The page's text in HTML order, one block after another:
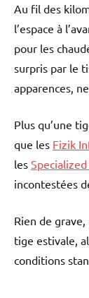
Au fil des
l’espace à
pour les
surpris par le
apparences,
Plus qu’une
que les Fizik
les
incontestées
Rien de
tige estivale,
conditions